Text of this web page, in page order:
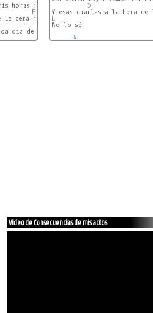
E
D
E
A
Video de Consecuencias de mis actos